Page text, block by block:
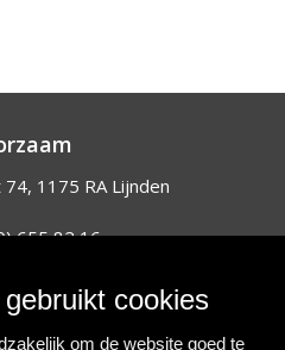
1175 RA Lijnden
655 82 16
cookies
om de website goed te